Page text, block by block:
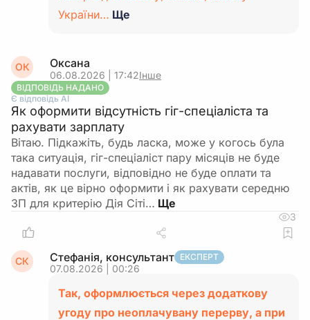
України… Ще
ОК Оксана
06.08.2026 | 17:42Інше
ВІДПОВІДЬ НАДАНО
Є відповідь АІ
Як оформити відсутність гіг-спеціаліста та
рахувати зарплату
Вітаю. Підкажіть, будь ласка, може у когось була
така ситуація, гіг-спеціаліст пару місяців не буде
надавати послуги, відповідно не буде оплати та
актів, як це вірно оформити і як рахувати середню
ЗП для критерію Дія Сіті…
3
СК Стефанія, консультант ЕКСПЕРТ
07.08.2026 | 00:26
Так, оформлюється через додаткову
угоду про неоплачувану перерву, а при